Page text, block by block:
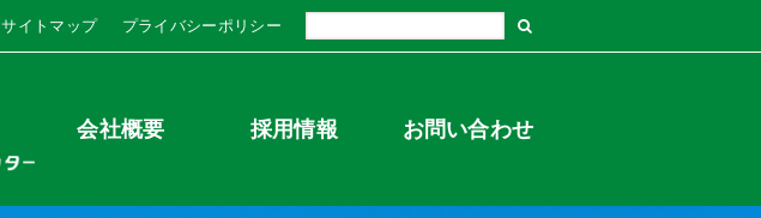
サイトマップ プライバシーポリシー
会社概要 採用情報 お問い合わせ